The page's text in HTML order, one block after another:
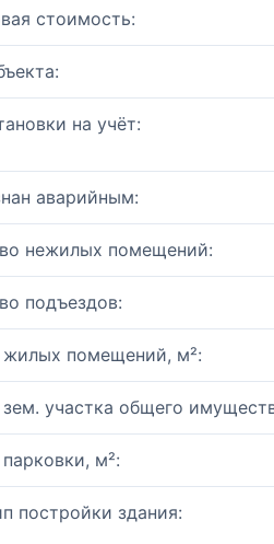
стоимость:
на учёт:
аварийным:
нежилых помещений:
подъездов:
помещений, м²:
участка общего
м²:
постройки здания: